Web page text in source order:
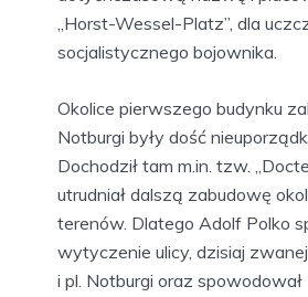
„Horst-Wessel-Platz”, dla
socjalistycznego bojownika.
Okolice pierwszego budynku
Notburgi były dość
Dochodził tam m.in. tzw.
utrudniał dalszą zabudowę
terenów. Dlatego Adolf Polko
wytyczenie ulicy, dzisiaj
i pl. Notburgi oraz spowodował